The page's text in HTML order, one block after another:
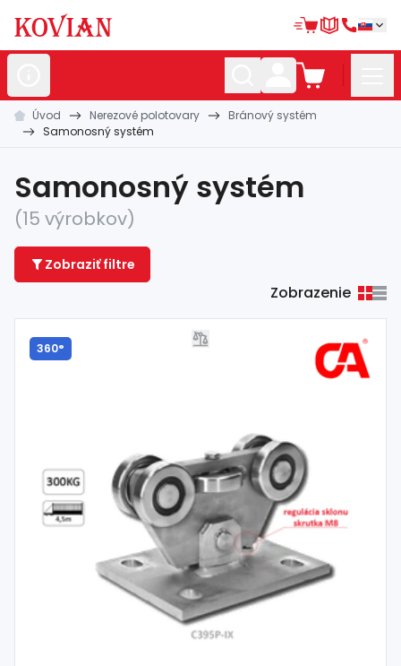
Nerezovépolotovary
Kovanépolotovary
Zábradlia amadlá
Bránovésystémy
Dom, dielňa,
Úvod Nerezové polotovary
Bránový systém
Samonosný systém
Samonosný systém
(15 výrobkov)
Zobraziť filtre
Zobrazenie
360°